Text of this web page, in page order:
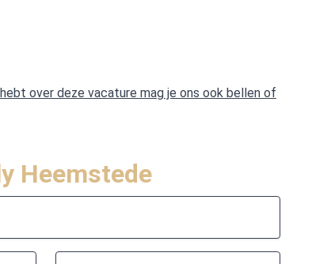
over deze vacature mag je ons ook bellen of
Heemstede